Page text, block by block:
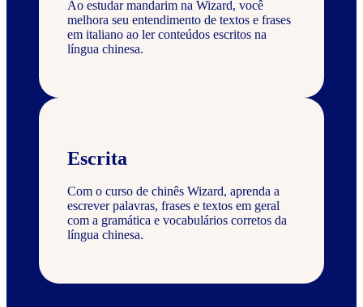
Ao estudar mandarim na Wizard, você
melhora seu entendimento de textos e frases
em italiano ao ler conteúdos escritos na
língua chinesa.
Escrita
Com o curso de chinês Wizard, aprenda a
escrever palavras, frases e textos em geral
com a gramática e vocabulários corretos da
língua chinesa.